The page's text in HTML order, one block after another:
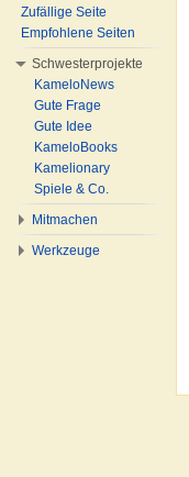
Zufällige Seite
Empfohlene Seiten
Schwesterprojekte
KameloNews
Gute Frage
Gute Idee
KameloBooks
Kamelionary
Spiele & Co.
Mitmachen
Werkzeuge